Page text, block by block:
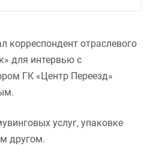
корреспондент отраслевого
для интервью с
ГК «Центр Переезд»
услуг, упаковке
другом.